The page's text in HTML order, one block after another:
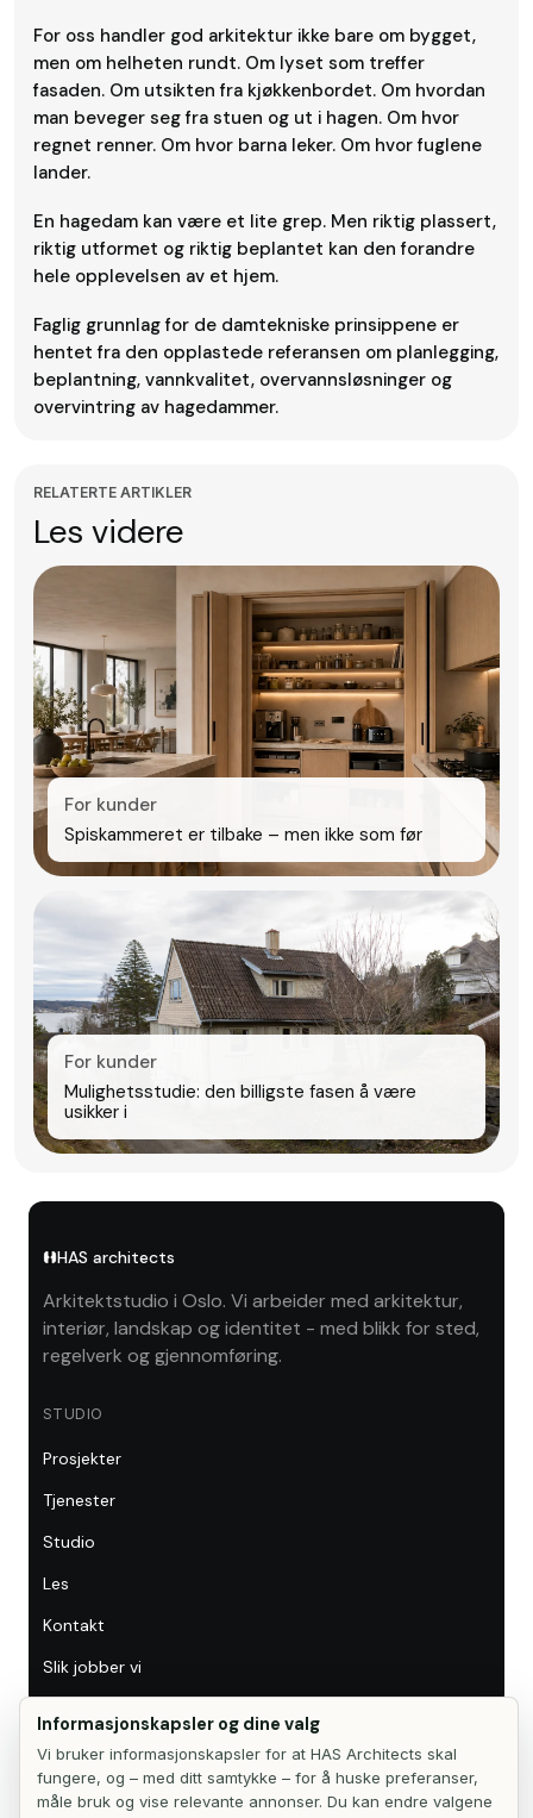
For oss handler god arkitektur ikke bare om bygget,
men om helheten rundt. Om lyset som treffer
fasaden. Om utsikten fra kjøkkenbordet. Om hvordan
man beveger seg fra stuen og ut i hagen. Om hvor
regnet renner. Om hvor barna leker. Om hvor fuglene
lander.
En hagedam kan være et lite grep. Men riktig plassert,
riktig utformet og riktig beplantet kan den forandre
hele opplevelsen av et hjem.
Faglig grunnlag for de damtekniske prinsippene er
hentet fra den opplastede referansen om planlegging,
beplantning, vannkvalitet, overvannsløsninger og
overvintring av hagedammer.
RELATERTE ARTIKLER
Les videre
For kunder
Spiskammeret er tilbake – men ikke som før
For kunder
Mulighetsstudie: den billigste fasen å være
usikker i
HAS architects
Arkitektstudio i Oslo. Vi arbeider med arkitektur,
interiør, landskap og identitet - med blikk for sted,
regelverk og gjennomføring.
STUDIO
Prosjekter
Tjenester
Studio
Les
Kontakt
Slik jobber vi
Arkitektur
Informasjonskapsler og dine valg
Vi bruker informasjonskapsler for at HAS Architects skal
fungere, og – med ditt samtykke – for å huske preferanser,
måle bruk og vise relevante annonser. Du kan endre valgene